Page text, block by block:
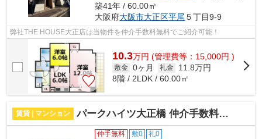
築41年 / 60.00㎡
大阪府大阪市大正区平尾 ５丁目9-9
弊社THE HOUSE大正店は当物件を仲介手数料無料でご紹介可能！
10.3万円 (管理費等：15,000円 )
敷金 0ヶ月 礼金
11.8万円
8階 / 2LDK / 60.00㎡
賃貸 | マンション パークハイツ大正橋 仲介手数料無料
仲手無料 敷0 礼0